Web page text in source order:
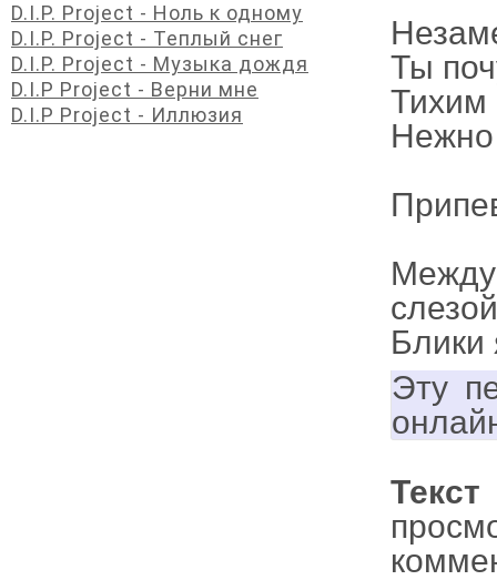
Ты
Тихим
Нежно
слезой
Блики
Эту
D.I.P. Project - Ноль к одному
D.I.P. Project - Теплый снег
D.I.P. Project - Музыка дождя
D.I.P Project - Верни мне
D.I.P Project - Иллюзия